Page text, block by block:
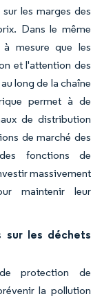
les marges des
Dans le même
à mesure que les
et l'attention des
long de la chaîne
permet à de
de distribution
de marché des
fonctions de
massivement
maintenir leur
sur les déchets
protection de
la pollution